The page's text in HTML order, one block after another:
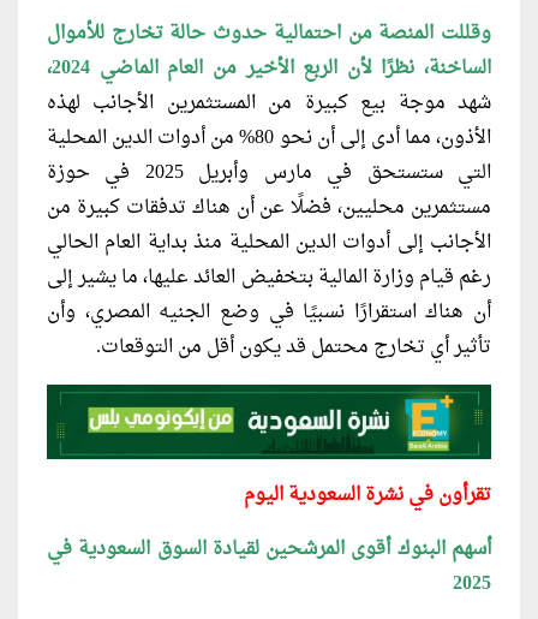
وقللت المنصة من احتمالية حدوث حالة تخارج للأموال
الساخنة، نظرًا لأن الربع الأخير من العام الماضي 2024،
شهد موجة بيع كبيرة من المستثمرين الأجانب لهذه
الأذون، مما أدى إلى أن نحو 80% من أدوات الدين المحلية
التي ستستحق في مارس وأبريل 2025 في حوزة
مستثمرين محليين، فضلًا عن أن هناك تدفقات كبيرة من
الأجانب إلى أدوات الدين المحلية منذ بداية العام الحالي
رغم قيام وزارة المالية بتخفيض العائد عليها، ما يشير إلى
أن هناك استقرارًا نسبيًا في وضع الجنيه المصري، وأن
تأثير أي تخارج محتمل قد يكون أقل من التوقعات.
تقرأون في نشرة السعودية اليوم
أسهم البنوك أقوى المرشحين لقيادة السوق السعودية في
2025